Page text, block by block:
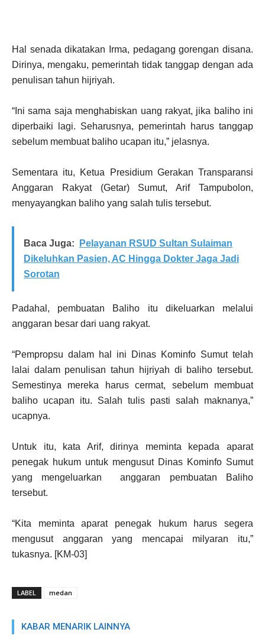
Hal senada dikatakan Irma, pedagang gorengan disana.
Dirinya, mengaku, pemerintah tidak tanggap dengan ada
penulisan tahun hijriyah.
“Ini sama saja menghabiskan uang rakyat, jika baliho ini
diperbaiki lagi. Seharusnya, pemerintah harus tanggap
sebelum membuat baliho ucapan itu,” jelasnya.
Sementara itu, Ketua Presidium Gerakan Transparansi
Anggaran Rakyat (Getar) Sumut, Arif Tampubolon,
menyayangkan baliho yang salah tulis tersebut.
Baca Juga:
Pelayanan RSUD Sultan Sulaiman
Dikeluhkan Pasien, AC Hingga Dokter Jaga Jadi
Sorotan
Padahal, pembuatan Baliho itu dikeluarkan melalui
anggaran besar dari uang rakyat.
“Pempropsu dalam hal ini Dinas Kominfo Sumut telah
lalai dalam penulisan tahun hijriyah di baliho tersebut.
Semestinya mereka harus cermat, sebelum membuat
baliho ucapan itu. Salah tulis pasti salah maknanya,”
ucapnya.
Untuk itu, kata Arif, dirinya meminta kepada aparat
penegak hukum untuk mengusut Dinas Kominfo Sumut
yang mengeluarkan anggaran pembuatan Baliho
tersebut.
“Kita meminta aparat penegak hukum harus segera
mengusut anggaran yang mencapai milyaran itu,”
tukasnya. [KM-03]
LABEL medan
KABAR MENARIK LAINNYA